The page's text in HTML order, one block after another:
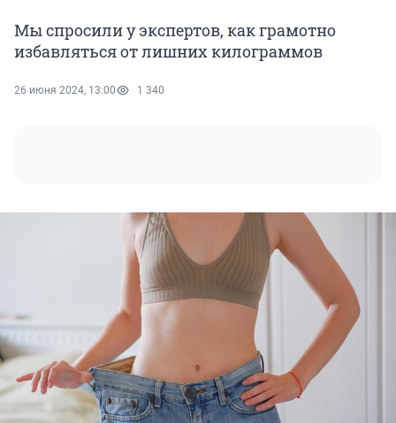
Мы спросили у экспертов, как грамотно
избавляться от лишних килограммов
26 июня 2024, 13:00 1 340